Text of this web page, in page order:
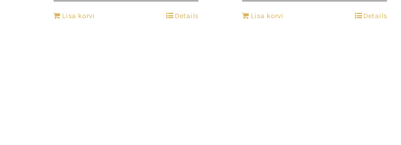
Lisa korvi Details Lisa korvi Details